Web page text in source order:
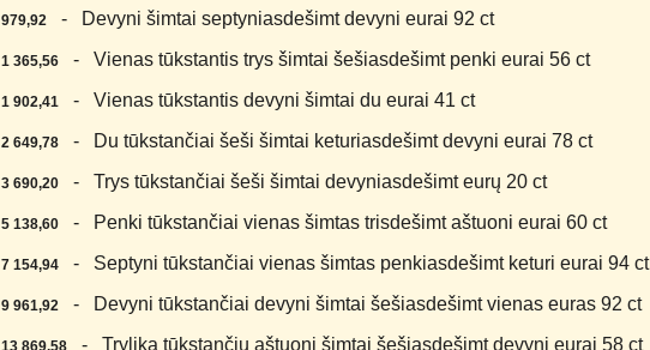
979,92
- Devyni šimtai septyniasdešimt devyni eurai 92 ct
1 365,56
- Vienas tūkstantis trys šimtai šešiasdešimt penki eurai 56 ct
1 902,41
- Vienas tūkstantis devyni šimtai du eurai 41 ct
2 649,78
- Du tūkstančiai šeši šimtai keturiasdešimt devyni eurai 78 ct
3 690,20
- Trys tūkstančiai šeši šimtai devyniasdešimt eurų 20 ct
5 138,60
- Penki tūkstančiai vienas šimtas trisdešimt aštuoni eurai 60 ct
7 154,94
- Septyni tūkstančiai vienas šimtas penkiasdešimt keturi eurai 94 ct
9 961,92
- Devyni tūkstančiai devyni šimtai šešiasdešimt vienas euras 92 ct
13 869,58
- Trylika tūkstančių aštuoni šimtai šešiasdešimt devyni eurai 58 ct